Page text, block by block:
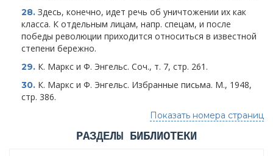
28. Здесь, конечно, идет речь об уничтожении их как
класса. К отдельным лицам, напр. спецам, и после
победы революции приходится относиться в известной
степени бережно.
29. К. Маркс и Ф. Энгельс. Соч., т. 7, стр. 261.
30. К. Маркс и Ф. Энгельс. Избранные письма. М., 1948,
стр. 386.
Показать номера страниц
РАЗДЕЛЫ БИБЛИОТЕКИ